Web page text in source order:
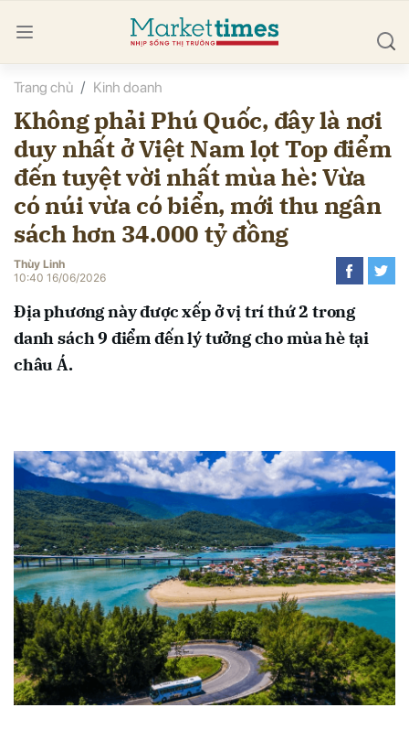
Trang chủ Kinh doanh
Không phải Phú Quốc, đây là nơi
duy nhất ở Việt Nam lọt Top điểm
đến tuyệt vời nhất mùa hè: Vừa
có núi vừa có biển, mới thu ngân
sách hơn 34.000 tỷ đồng
Thùy Linh
10:40 16/06/2026
Địa phương này được xếp ở vị trí thứ 2 trong
danh sách 9 điểm đến lý tưởng cho mùa hè tại
châu Á.
luận